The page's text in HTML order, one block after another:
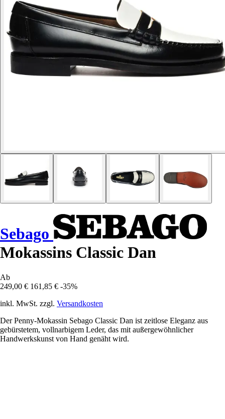
Sebago
Mokassins Classic Dan
Ab
249,00 € 161,85 € -35%
inkl. MwSt. zzgl. Versandkosten
Der Penny-Mokassin Sebago Classic Dan ist zeitlose Eleganz aus
gebürstetem, vollnarbigem Leder, das mit außergewöhnlicher
Handwerkskunst von Hand genäht wird.